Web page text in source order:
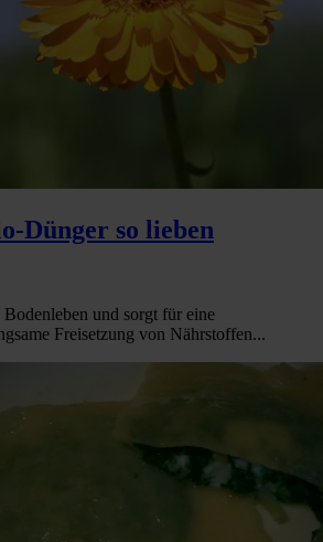
Dünger so lieben
und sorgt für eine
Freisetzung von Nährstoffen...